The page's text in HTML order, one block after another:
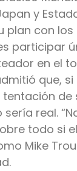
y
plan con los
participar
en el
que,
tentación de
real.
todo si
Mike